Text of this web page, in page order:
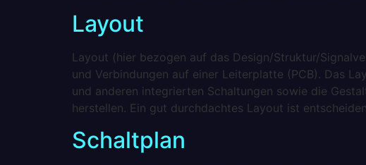
Layout
Layout (hier bezogen auf das Design/Struktur/
und Verbindungen auf einer Leiterplatte (PCB). Das
und anderen integrierten Schaltungen sowie die
herstellen. Ein gut durchdachtes Layout ist
Schaltplan